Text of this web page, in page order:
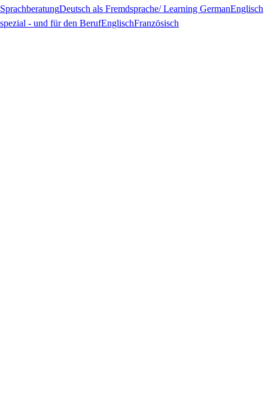
SprachberatungDeutsch als Fremdsprache/ Learning GermanEnglisch
spezial - und für den BerufEnglischFranzösisch